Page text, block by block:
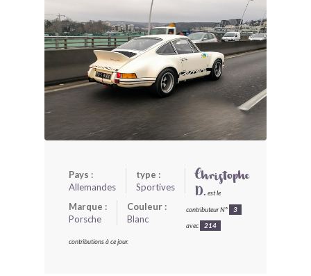
MODÈLES ET MARQUES
COMMENT FONCTIONNE BLV ?
Pays :
Allemandes
type :
Sportives
Marque :
Porsche
Couleur :
Blanc
Christophe
D. est le
contributeur N° 3
avec 214
contributions à ce jour.